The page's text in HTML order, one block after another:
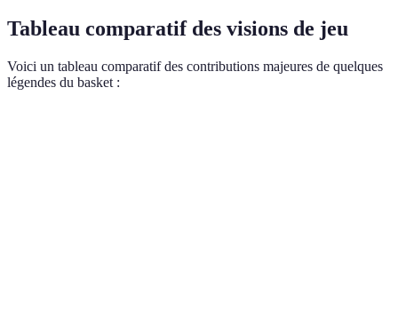
Tableau comparatif des visions de jeu
Voici un tableau comparatif des contributions majeures de quelques
légendes du basket :